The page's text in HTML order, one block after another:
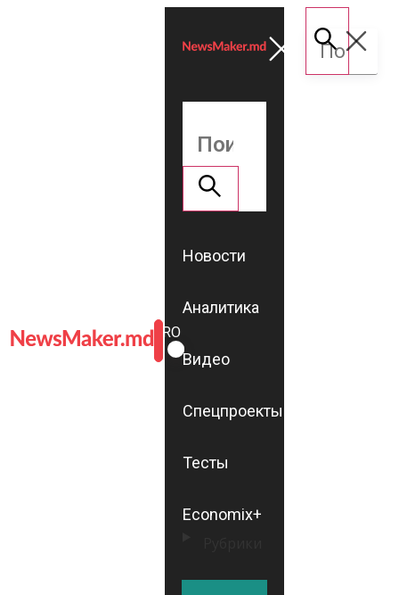
ROMÂNĂ
RU
Новости
Аналитика
Видео
Спецпроекты
Тесты
Economix+